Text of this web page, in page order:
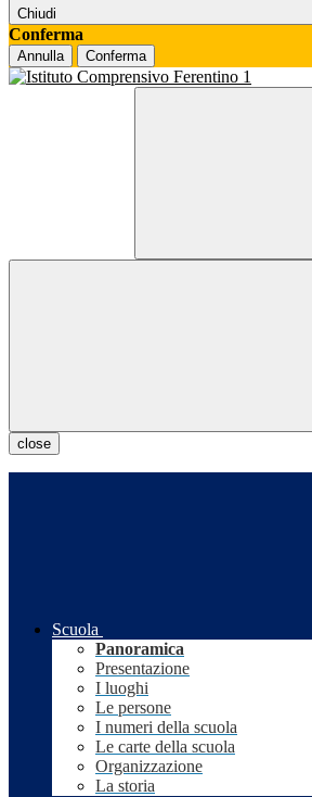
Chiudi
Conferma
Annulla Conferma
close
Scuola
Panoramica
Presentazione
I luoghi
Le persone
I numeri della scuola
Le carte della scuola
Organizzazione
La storia